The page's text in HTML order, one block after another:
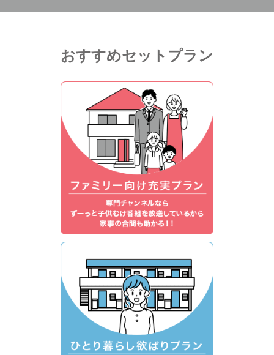
おすすめセットプラン